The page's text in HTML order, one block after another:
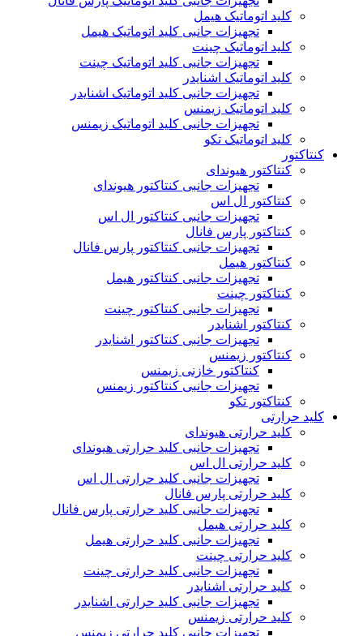
کلید اتوماتیک هیمل
تجهیزات جانبی کلید اتوماتیک هیمل
کلید اتوماتیک چینت
تجهیزات جانبی کلید اتوماتیک چینت
کلید اتوماتیک اشنایدر
تجهیزات جانبی کلید اتوماتیک اشنایدر
کلید اتوماتیک زیمنس
تجهیزات جانبی کلید اتوماتیک زیمنس
کلید اتوماتیک تکو
کنتاکتور
کنتاکتور هیوندای
تجهیزات جانبی کنتاکتور هیوندای
کنتاکتور ال اس
تجهیزات جانبی کنتاکتور ال اس
کنتاکتور پارس فانال
تجهیزات جانبی کنتاکتور پارس فانال
کنتاکتور هیمل
تجهیزات جانبی کنتاکتور هیمل
کنتاکتور چینت
تجهیزات جانبی کنتاکتور چینت
کنتاکتور اشنایدر
تجهیزات جانبی کنتاکتور اشنایدر
کنتاکتور زیمنس
کنتاکتور خازنی زیمنس
تجهیزات جانبی کنتاکتور زیمنس
کنتاکتور تکو
کلید حرارتی
کلید حرارتی هیوندای
تجهیزات جانبی کلید حرارتی هیوندای
کلید حرارتی ال اس
تجهیزات جانبی کلید حرارتی ال اس
کلید حرارتی پارس فانال
تجهیزات جانبی کلید حرارتی پارس فانال
کلید حرارتی هیمل
تجهیزات جانبی کلید حرارتی هیمل
کلید حرارتی چینت
تجهیزات جانبی کلید حرارتی چینت
کلید حرارتی اشنایدر
تجهیزات جانبی کلید حرارتی اشنایدر
کلید حرارتی زیمنس
تجهیزات جانبی کلید حرارتی زیمنس